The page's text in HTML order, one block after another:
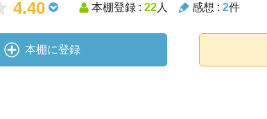
4.40 本棚登録 : 22人 感想 : 2件
本棚に登録